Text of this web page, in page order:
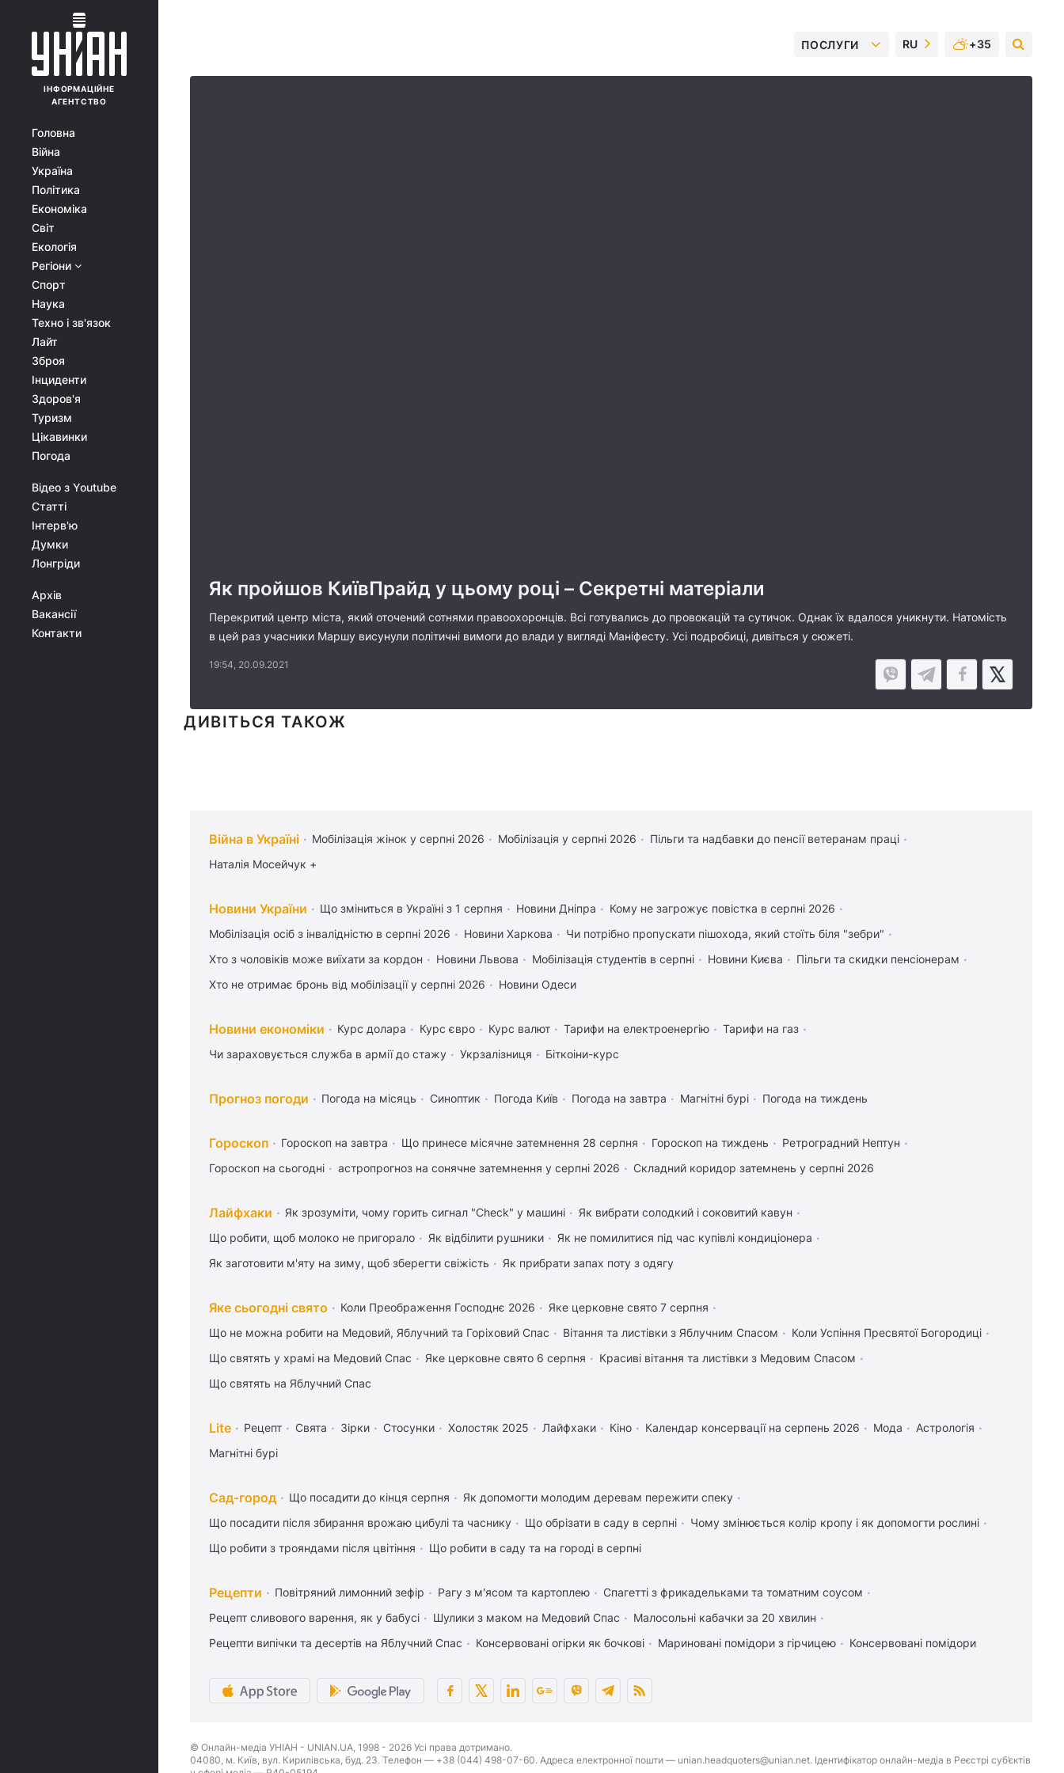
ІНФОРМАЦІЙНЕ
АГЕНТСТВО
Головна
Війна
Україна
Політика
Економіка
Світ
Екологія
Регіони
Спорт
Наука
Техно і зв'язок
Лайт
Зброя
Інциденти
Здоров'я
Туризм
Цікавинки
Погода
Відео з Youtube
Статті
Інтерв'ю
Думки
Лонгріди
Архів
Вакансії
Контакти
ПОСЛУГИ RU +35
Як пройшов КиївПрайд у цьому році – Секретні матеріали
Перекритий центр міста, який оточений сотнями правоохоронців. Всі готувались до провокацій та сутичок. Однак їх вдалося уникнути. Натомість
в цей раз учасники Маршу висунули політичні вимоги до влади у вигляді Маніфесту. Усі подробиці, дивіться у сюжеті.
19:54, 20.09.2021
ДИВІТЬСЯ ТАКОЖ
Війна в Україні Мобілізація жінок у серпні 2026 Мобілізація у серпні 2026
Пільги та надбавки до пенсії ветеранам праці
Наталія Мосейчук +
Новини України Що зміниться в Україні з 1 серпня Новини Дніпра
Кому не загрожує повістка в серпні 2026
Мобілізація осіб з інвалідністю в серпні 2026
Новини Харкова
Чи потрібно пропускати пішохода, який стоїть біля "зебри"
Хто з чоловіків може виїхати за кордон
Новини Львова Мобілізація студентів в серпні Новини Києва
Пільги та скидки пенсіонерам
Хто не отримає бронь від мобілізації у серпні 2026
Новини Одеси
Новини економіки Курс долара Курс євро Курс валют Тарифи на електроенергію
Тарифи на газ
Чи зараховується служба в армії до стажу
Укрзалізниця Біткоіни-курс
Прогноз погоди Погода на місяць Синоптик Погода Київ Погода на завтра Магнітні бурі Погода на тиждень
Гороскоп Гороскоп на завтра Що принесе місячне затемнення 28 серпня Гороскоп на тиждень
Ретроградний Нептун
Гороскоп на сьогодні
астропрогноз на сонячне затемнення у серпні 2026 Складний коридор затемнень у серпні 2026
Лайфхаки Як зрозуміти, чому горить сигнал "Check" у машині
Як вибрати солодкий і соковитий кавун
Що робити, щоб молоко не пригорало
Як відбілити рушники
Як не помилитися під час купівлі кондиціонера
Як заготовити м'яту на зиму, щоб зберегти свіжість
Як прибрати запах поту з одягу
Яке сьогодні свято Коли Преображення Господнє 2026
Яке церковне свято 7 серпня
Що не можна робити на Медовий, Яблучний та Горіховий Спас
Вітання та листівки з Яблучним Спасом
Коли Успіння Пресвятої Богородиці
Що святять у храмі на Медовий Спас
Яке церковне свято 6 серпня
Красиві вітання та листівки з Медовим Спасом
Що святять на Яблучний Спас
Lite Рецепт Свята Зірки Стосунки Холостяк 2025 Лайфхаки Кіно Календар консервації на серпень 2026 Мода
Астрологія
Магнітні бурі
Сад-город Що посадити до кінця серпня
Як допомогти молодим деревам пережити спеку
Що посадити після збирання врожаю цибулі та часнику
Що обрізати в саду в серпні
Чому змінюється колір кропу і як допомогти рослині
Що робити з трояндами після цвітіння
Що робити в саду та на городі в серпні
Рецепти Повітряний лимонний зефір Рагу з м'ясом та картоплею
Спагетті з фрикадельками та томатним соусом
Рецепт сливового варення, як у бабусі
Шулики з маком на Медовий Спас
Малосольні кабачки за 20 хвилин
Рецепти випічки та десертів на Яблучний Спас
Консервовані огірки як бочкові Мариновані помідори з гірчицею Консервовані помідори
© Онлайн-медіа УНІАН - UNIAN.UA, 1998 - 2026 Усі права дотримано.
04080, м. Київ, вул. Кирилівська, буд. 23. Телефон — +38 (044) 498-07-60. Адреса електронної пошти — unian.headquoters@unian.net. Ідентифікатор онлайн-медіа в Реєстрі суб’єктів